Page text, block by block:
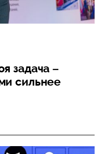
задача –
сильнее